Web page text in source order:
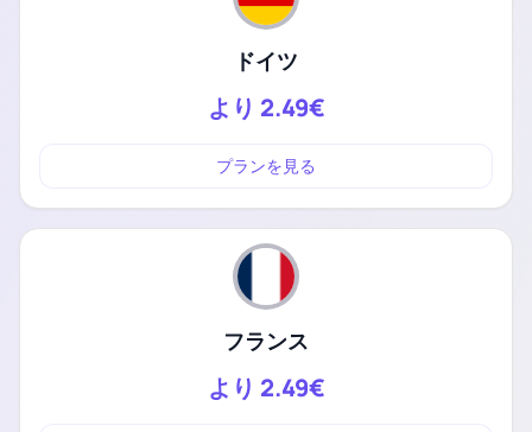
ドイツ
より 2.49€
プランを見る
フランス
より 2.49€